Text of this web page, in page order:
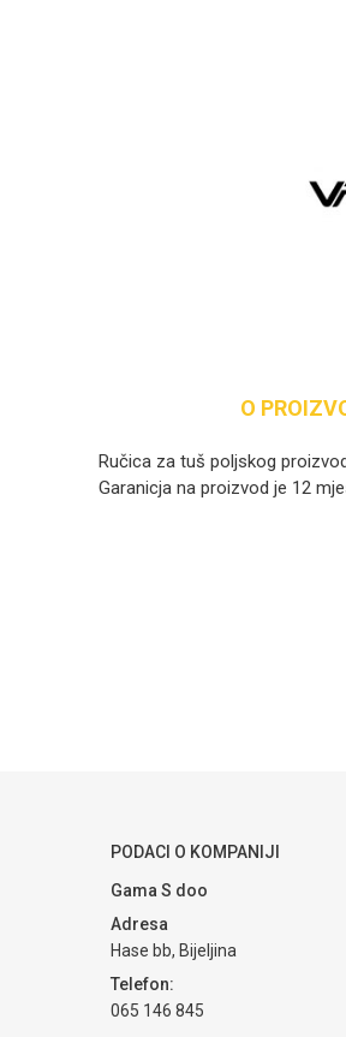
O
Ručica za tuš poljskog
Garanicja na proizvod je 12
PODACI O KOMPANIJI
Gama S doo
Adresa
Hase bb, Bijeljina
Telefon:
065 146 845